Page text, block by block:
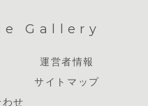
Gallery
運営者情報
サイトマップ
せ